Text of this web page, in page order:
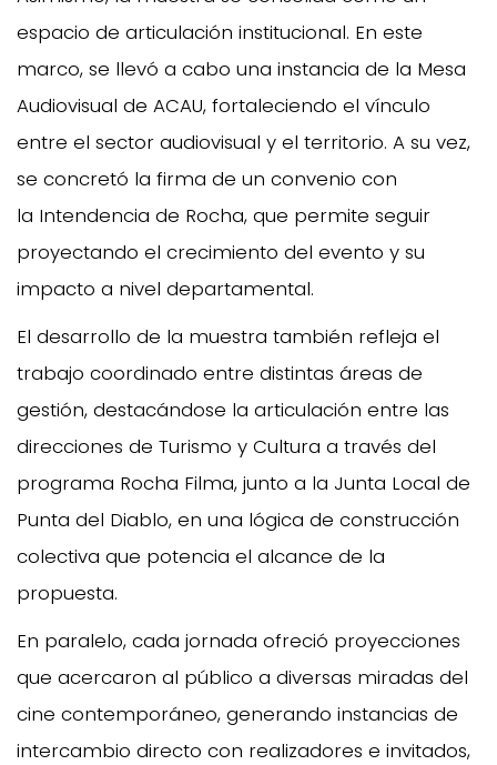
espacio de articulación institucional. En este
marco, se llevó a cabo una instancia de la Mesa
Audiovisual de ACAU, fortaleciendo el vínculo
entre el sector audiovisual y el territorio. A su vez,
se concretó la firma de un convenio con
la Intendencia de Rocha, que permite seguir
proyectando el crecimiento del evento y su
impacto a nivel departamental.
El desarrollo de la muestra también refleja el
trabajo coordinado entre distintas áreas de
gestión, destacándose la articulación entre las
direcciones de Turismo y Cultura a través del
programa Rocha Filma, junto a la Junta Local de
Punta del Diablo, en una lógica de construcción
colectiva que potencia el alcance de la
propuesta.
En paralelo, cada jornada ofreció proyecciones
que acercaron al público a diversas miradas del
cine contemporáneo, generando instancias de
intercambio directo con realizadores e invitados,